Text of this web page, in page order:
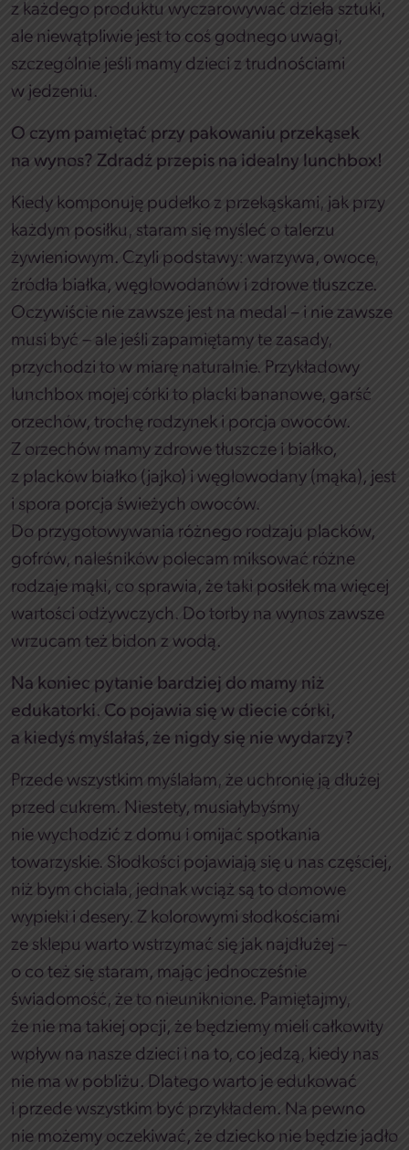
z każdego produktu wyczarowywać dzieła sztuki,
ale niewątpliwie jest to coś godnego uwagi,
szczególnie jeśli mamy dzieci z trudnościami
w jedzeniu.
O czym pamiętać przy pakowaniu przekąsek
na wynos? Zdradź przepis na idealny lunchbox!
Kiedy komponuję pudełko z przekąskami, jak przy
każdym posiłku, staram się myśleć o talerzu
żywieniowym. Czyli podstawy: warzywa, owoce,
źródła białka, węglowodanów i zdrowe tłuszcze.
Oczywiście nie zawsze jest na medal – i nie zawsze
musi być – ale jeśli zapamiętamy te zasady,
przychodzi to w miarę naturalnie. Przykładowy
lunchbox mojej córki to placki bananowe, garść
orzechów, trochę rodzynek i porcja owoców.
Z orzechów mamy zdrowe tłuszcze i białko,
z placków białko (jajko) i węglowodany (mąka), jest
i spora porcja świeżych owoców.
Do przygotowywania różnego rodzaju placków,
gofrów, naleśników polecam miksować różne
rodzaje mąki, co sprawia, że taki posiłek ma więcej
wartości odżywczych. Do torby na wynos zawsze
wrzucam też bidon z wodą.
Na koniec pytanie bardziej do mamy niż
edukatorki. Co pojawia się w diecie córki,
a kiedyś myślałaś, że nigdy się nie wydarzy?
Przede wszystkim myślałam, że uchronię ją dłużej
przed cukrem. Niestety, musiałybyśmy
nie wychodzić z domu i omijać spotkania
towarzyskie. Słodkości pojawiają się u nas częściej,
niż bym chciała, jednak wciąż są to domowe
wypieki i desery. Z kolorowymi słodkościami
ze sklepu warto wstrzymać się jak najdłużej –
o co też się staram, mając jednocześnie
świadomość, że to nieuniknione. Pamiętajmy,
że nie ma takiej opcji, że będziemy mieli całkowity
wpływ na nasze dzieci i na to, co jedzą, kiedy nas
nie ma w pobliżu. Dlatego warto je edukować
i przede wszystkim być przykładem. Na pewno
nie możemy oczekiwać, że dziecko nie będzie jadło